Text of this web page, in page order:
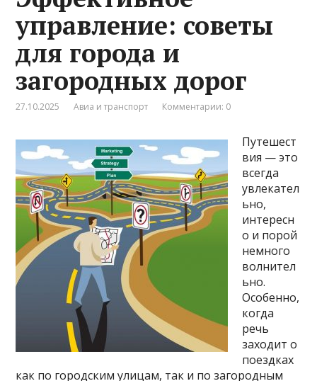
управление: советы
для города и
загородных дорог
27.10.2025 Авиа и транспорт Комментарии: 0
Путешест
вия — это
всегда
увлекател
ьно,
интересн
о и порой
немного
волнител
ьно.
Особенно,
когда
речь
заходит о
поездках
как по городским улицам, так и по загородным